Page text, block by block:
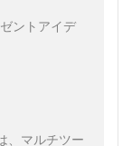
ントアイデ
、マルチツー